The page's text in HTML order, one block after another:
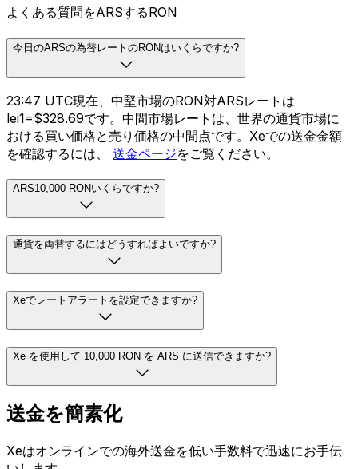
よくある質問をARSするRON
今日のARSの為替レートのRONはいくらですか?
23:47 UTC現在、中堅市場のRON対ARSレートは
lei1=$328.69です。中間市場レートは、世界の通貨市場に
おける買い価格と売り価格の中間点です。Xeでの送金金額
を確認するには、 送金ページをご覧ください。
ARS10,000 RONいくらですか?
通貨を両替するにはどうすればよいですか?
Xeでレートアラートを設定できますか?
Xe を使用して 10,000 RON を ARS に送信できますか?
送金を簡素化
Xeはオンラインでの海外送金を低い手数料で迅速にお手伝